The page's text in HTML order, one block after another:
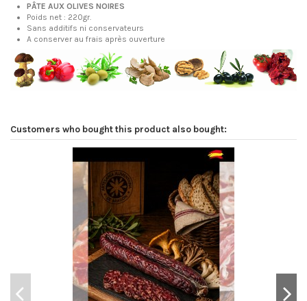
PÂTE AUX OLIVES NOIRES
Poids net : 220gr.
Sans additifs ni conservateurs
A conserver au frais après ouverture
Customers who bought this product also bought: